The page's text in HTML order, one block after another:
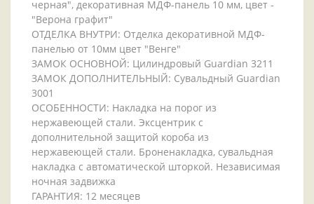
черная", декоративная МДФ-панель 10 мм, цвет -
"Верона графит"
ОТДЕЛКА ВНУТРИ: Отделка декоративной МДФ-
панелью от 10мм цвет "Венге"
ЗАМОК ОСНОВНОЙ: Цилиндровый Guardian 3211
ЗАМОК ДОПОЛНИТЕЛЬНЫЙ: Сувальдный Guardian
3001
ОСОБЕННОСТИ: Накладка на порог из
нержавеющей стали. Эксцентрик с
дополнительной защитой короба из
нержавеющей стали. Броненакладка, сувальдная
накладка с автоматической шторкой. Независимая
ночная задвижка
ГАРАНТИЯ: 12 месяцев